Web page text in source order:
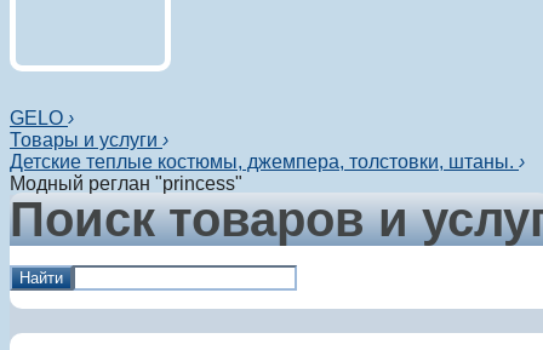
GELO ›
Товары и услуги ›
Детские теплые костюмы, джемпера, толстовки, штаны. ›
Модный реглан "princess"
Поиск товаров и
Найти